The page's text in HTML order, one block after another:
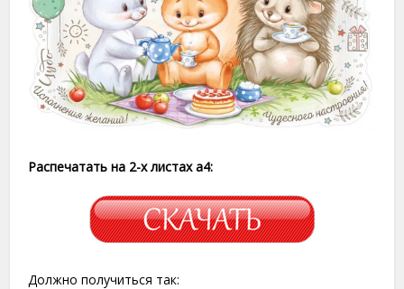
Распечатать на 2-х листах a4:
Должно получиться так: